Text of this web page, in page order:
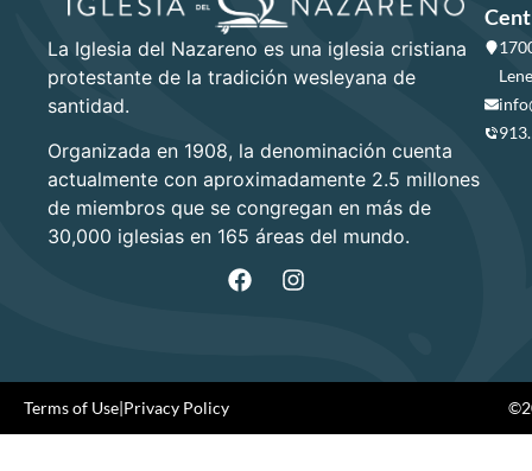
La Iglesia del Nazareno es una iglesia cristiana
protestante de la tradición wesleyana de
santidad.
Organizada en 1908, la denominación cuenta
actualmente con aproximadamente 2.5 millones
de miembros que se congregan en más de
30,000 iglesias en 165 áreas del mundo.
Terms of Use|Privacy Policy